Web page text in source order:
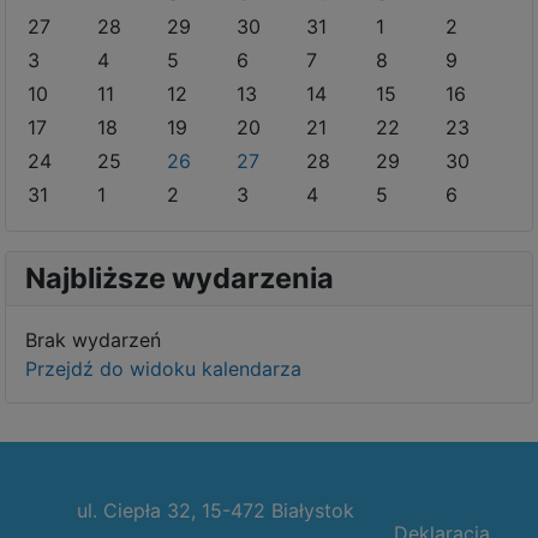
27
28 29 30 31 1
2
3
4 5 6 7 8
9
10
11 12 13 14 15
16
17
18 19 20 21 22
23
24
25 26 27 28 29
30
31
1 2 3 4 5 6
Najbliższe wydarzenia
Brak wydarzeń
Przejdź do widoku kalendarza
ul. Ciepła 32, 15-472 Białystok
Deklaracja